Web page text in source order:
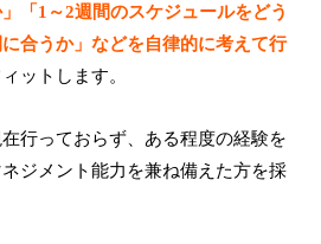
「1～2週間のスケジュールをどう
合うか」などを自律的に考えて行
ットします。
行っておらず、ある程度の経験を
ジメント能力を兼ね備えた方を採